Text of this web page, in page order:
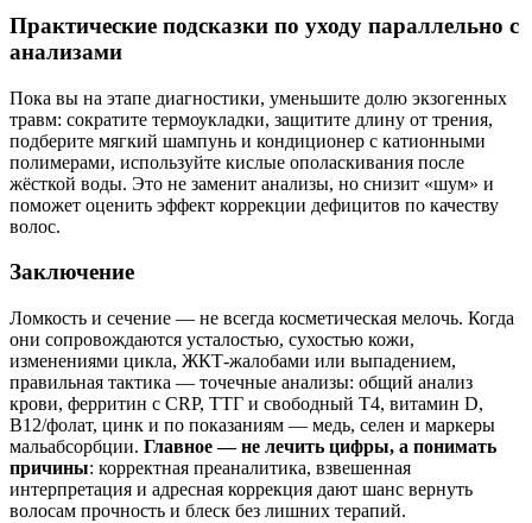
Практические подсказки по уходу параллельно с
анализами
Пока вы на этапе диагностики, уменьшите долю экзогенных
травм: сократите термоукладки, защитите длину от трения,
подберите мягкий шампунь и кондиционер с катионными
полимерами, используйте кислые ополаскивания после
жёсткой воды. Это не заменит анализы, но снизит «шум» и
поможет оценить эффект коррекции дефицитов по качеству
волос.
Заключение
Ломкость и сечение — не всегда косметическая мелочь. Когда
они сопровождаются усталостью, сухостью кожи,
изменениями цикла, ЖКТ‑жалобами или выпадением,
правильная тактика — точечные анализы: общий анализ
крови, ферритин с CRP, ТТГ и свободный Т4, витамин D,
B12/фолат, цинк и по показаниям — медь, селен и маркеры
мальабсорбции. Главное — не лечить цифры, а понимать
причины: корректная преаналитика, взвешенная
интерпретация и адресная коррекция дают шанс вернуть
волосам прочность и блеск без лишних терапий.